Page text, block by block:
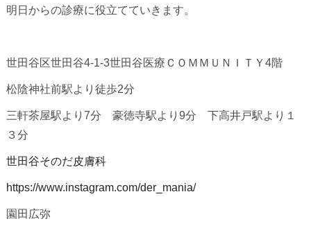
明日からの診療に役立てていきます。
世田谷区世田谷4-1-3世田谷医療ＣＯＭＭＵＮＩＴＹ4階
松陰神社前駅より徒歩2分
三軒茶屋駅より7分 豪徳寺駅より9分 下高井戸駅より１
３分
世田谷そのだ皮膚科
https://www.instagram.com/der_mania/
園田広弥